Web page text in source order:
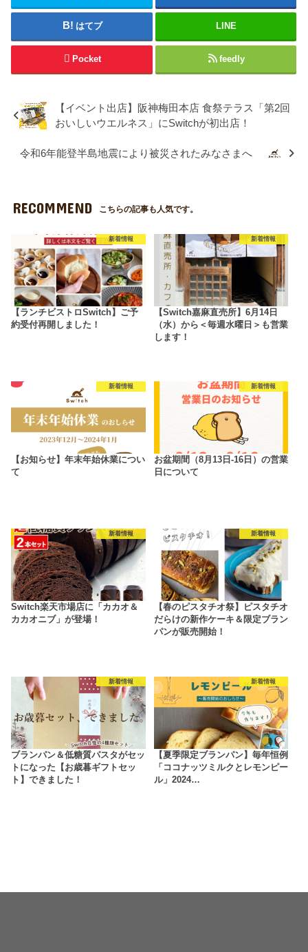
はてブ LINE
Pocket feedly
【イベント出店】阪神梅田本店 食祭テラス「第2回
おいしいウエルネス」にSwitchが初出店！
令和6年能登半島地震により被災されたみなさまへ
RECOMMEND こちらの記事も人気です。
新着情報
【ランチビストロSwitch】ご予
約受付再開しました！
新着情報
【Switch嘉麻直売所】6月14日
（水）から＜毎週水曜日＞も営業
します！
新着情報
【お知らせ】年末年始休業につい
て
新着情報
お盆期間（8月13日-16日）の営業
日について
新着情報
Switch楽天市場店に「カカオ＆
カカオニブ」が登場！
新着情報
【春のピスタチオ祭】ピスタチオ
だらけの新作ケーキ＆限定ブラン
パンが販売開始！
新着情報
ブランパン＆低糖質パスタがセッ
トになった【お歳暮ギフトセッ
ト】できました！
新着情報
【夏季限定ブランパン】毎年恒例
「ココナッツミルクとレモンピー
ル」2024…